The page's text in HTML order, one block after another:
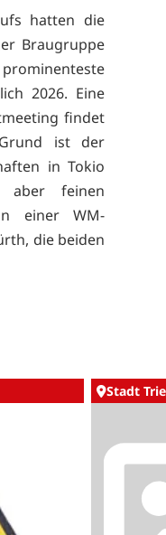
hatten die
Braugruppe
2026. Eine
findet
ist der
in Tokio
aber feinen
einer WM-
die beiden
Stadt